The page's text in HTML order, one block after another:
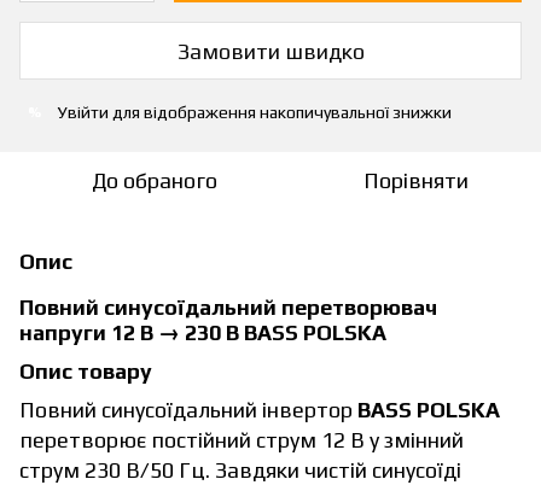
Замовити швидко
Увійти для відображення накопичувальної знижки
До обраного Порівняти
Опис
Повний синусоїдальний перетворювач
напруги 12 В → 230 В BASS POLSKA
Опис товару
Повний синусоїдальний інвертор BASS POLSKA
перетворює постійний струм 12 В у змінний
струм 230 В/50 Гц. Завдяки чистій синусоїді